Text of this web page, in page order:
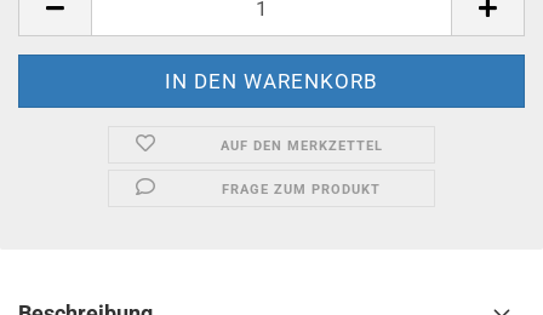
AUF DEN MERKZETTEL
FRAGE ZUM PRODUKT